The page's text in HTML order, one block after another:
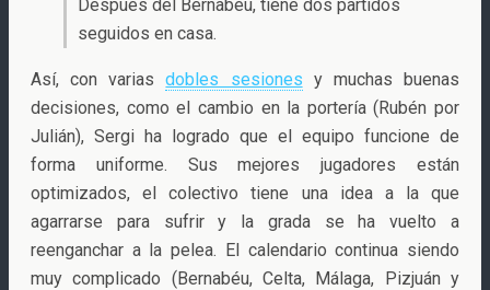
Después del Bernabéu, tiene dos partidos
seguidos en casa.
Así, con variasdobles sesiones y muchas buenas
decisiones, como el cambio en la portería (Rubén por
Julián), Sergi ha logrado que el equipo funcione de
forma uniforme. Sus mejores jugadores están
optimizados, el colectivo tiene una idea a la que
agarrarse para sufrir y la grada se ha vuelto a
reenganchar a la pelea. El calendario continua siendo
muy complicado (Bernabéu, Celta, Málaga, Pizjuán y